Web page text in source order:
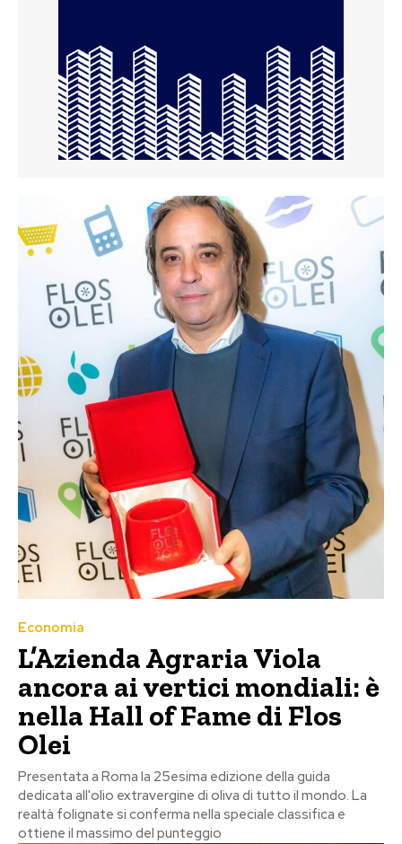
Economia
L’Azienda Agraria Viola
ancora ai vertici mondiali: è
nella Hall of Fame di Flos
Olei
Presentata a Roma la 25esima edizione della guida
dedicata all'olio extravergine di oliva di tutto il mondo. La
realtà folignate si conferma nella speciale classifica e
ottiene il massimo del punteggio